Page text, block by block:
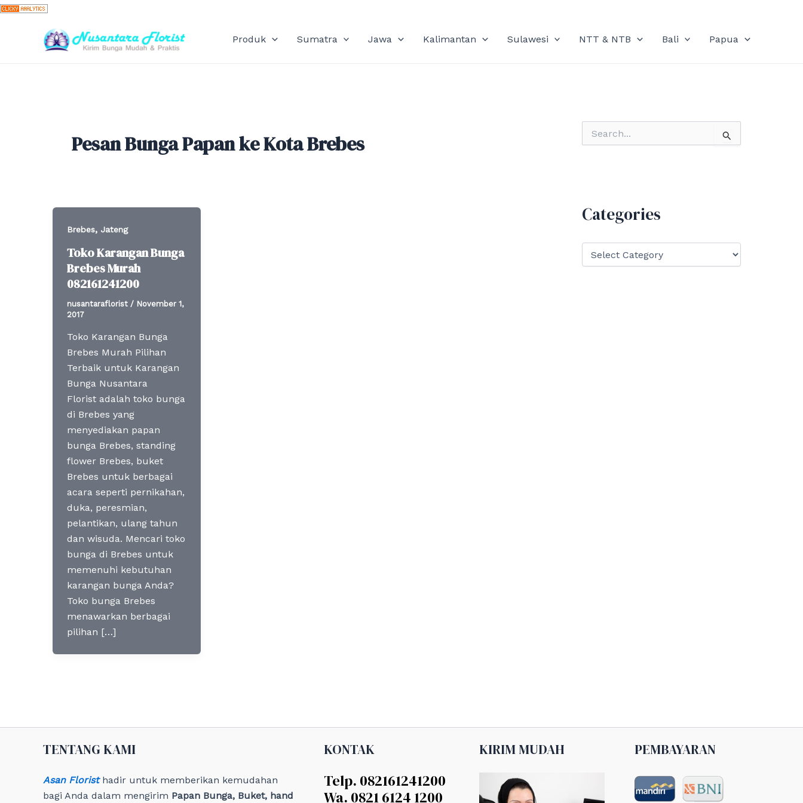
Skip
content
Produk Sumatra Jawa Kalimantan Sulawesi NTT & NTB Bali Papua
Pesan Bunga Papan ke Kota Brebes
Brebes, Jateng
Toko Karangan Bunga
Brebes Murah
082161241200
nusantaraflorist / November 1,
2017
Toko Karangan Bunga
Brebes Murah Pilihan
Terbaik untuk Karangan
Bunga Nusantara
Florist adalah toko bunga
di Brebes yang
menyediakan papan
bunga Brebes, standing
flower Brebes, buket
Brebes untuk berbagai
acara seperti pernikahan,
duka, peresmian,
pelantikan, ulang tahun
dan wisuda. Mencari toko
bunga di Brebes untuk
memenuhi kebutuhan
karangan bunga Anda?
Toko bunga Brebes
menawarkan berbagai
pilihan […]
o
Categories
TENTANG KAMI
Asan Floristhadir untuk memberikan kemudahan
bagi Anda dalam mengirim Papan Bunga, Buket, hand
KONTAK
Telp. 082161241200
Wa. 0821 6124 1200
KIRIM MUDAH PEMBAYARAN